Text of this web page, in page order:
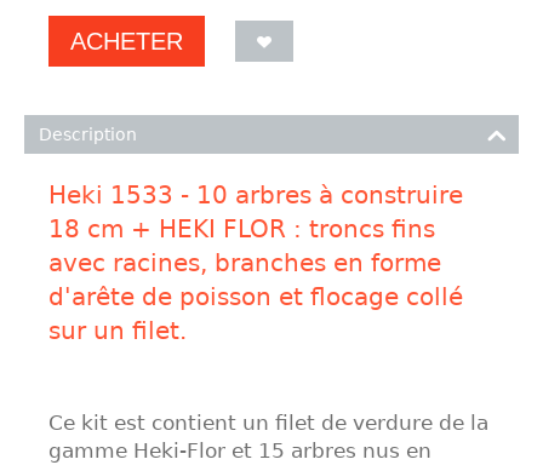
ACHETER
Description
Heki 1533 - 10 arbres à construire
18 cm + HEKI FLOR : troncs fins
avec racines, branches en forme
d'arête de poisson et flocage collé
sur un filet.
Ce kit est contient un filet de verdure de la
gamme Heki-Flor et 15 arbres nus en